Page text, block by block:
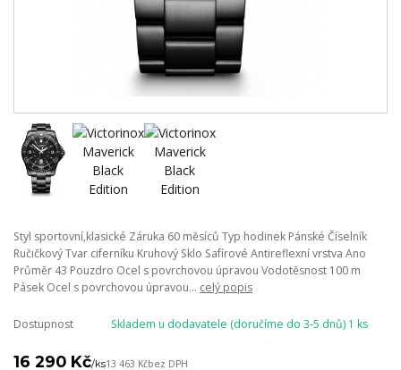
Styl sportovní,klasické Záruka 60 měsíců Typ hodinek Pánské Číselník
Ručičkový Tvar ciferníku Kruhový Sklo Safírové Antireflexní vrstva Ano
Průměr 43 Pouzdro Ocel s povrchovou úpravou Vodotěsnost 100 m
Pásek Ocel s povrchovou úpravou... celý popis
Dostupnost Skladem u dodavatele (doručíme do 3-5 dnů) 1 ks
16 290 Kč/ks13 463 Kčbez DPH